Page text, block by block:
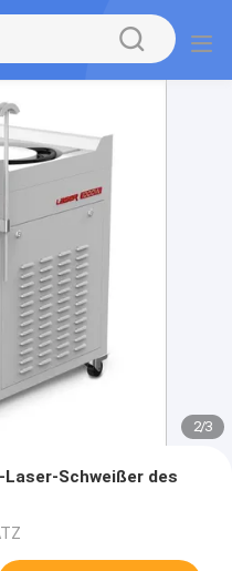
2/3
Schweißer des